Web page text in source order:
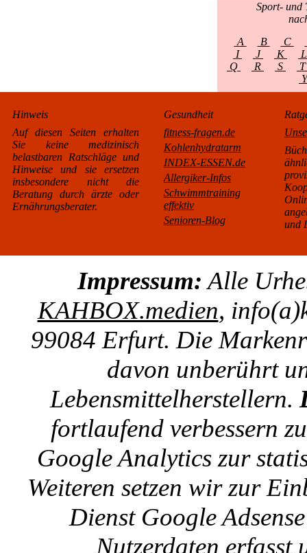
Sport- und
A
B C
I
J K
Q
R S
Hinweis
Auf diesen Seiten erhalten
Sie keine medizinisch
belastbaren Ratschläge und
Hinweise und sie ersetzen
insbesondere nicht die
Beratung durch ärzte oder
Ernährungsberater.
Gesundheit
fitness-fragen.de
Kohlenhydratarm
INDEX-ESSEN.de
Allergiker-Infos
Schwimmtraining
effektiv
Senioren-Blog
und
Impressum: Alle
KAHBOX.medien,
99084 Erfurt. Die
davon unberührt
Lebensmittelherstellern.
fortlaufend verbessern
Google Analytics zur
Weiteren setzen wir zur
Dienst Google
Nutzerdaten erfasst